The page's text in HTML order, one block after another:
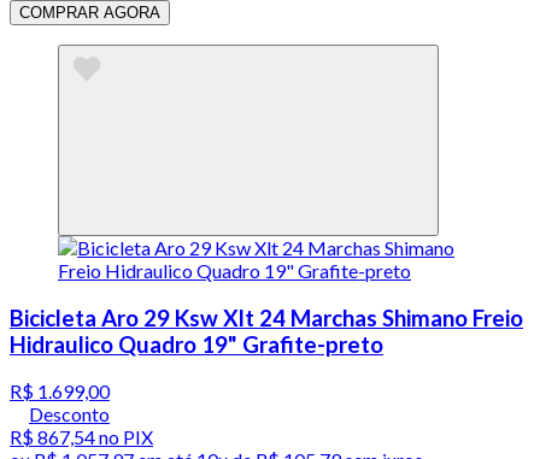
COMPRAR AGORA
Bicicleta Aro 29 Ksw Xlt 24 Marchas Shimano Freio
Hidraulico Quadro 19" Grafite-preto
R$ 1.699,00
Desconto
R$ 867,54no PIX